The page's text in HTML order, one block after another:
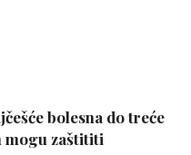
bolesna do treće
mogu zaštititi